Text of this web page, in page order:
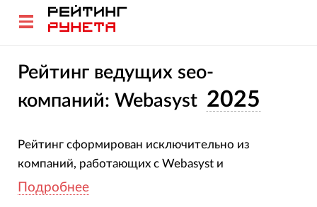
Рейтинг ведущих seo-
компаний: Webasyst 2025
Рейтинг сформирован исключительно из
компаний, работающих с Webasyst и
предлагающих услуги по seo-продвижению.
Подробнее